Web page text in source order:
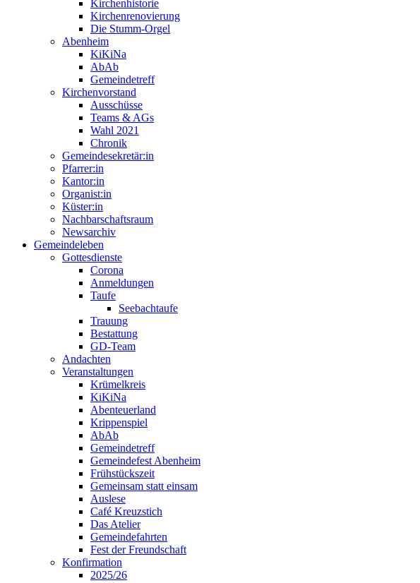
Kirchenhistorie
Kirchenrenovierung
Die Stumm-Orgel
Abenheim
KiKiNa
AbAb
Gemeindetreff
Kirchenvorstand
Ausschüsse
Teams & AGs
Wahl 2021
Chronik
Gemeindesekretär:in
Pfarrer:in
Kantor:in
Organist:in
Küster:in
Nachbarschaftsraum
Newsarchiv
Gemeindeleben
Gottesdienste
Corona
Anmeldungen
Taufe
Seebachtaufe
Trauung
Bestattung
GD-Team
Andachten
Veranstaltungen
Krümelkreis
KiKiNa
Abenteuerland
Krippenspiel
AbAb
Gemeindetreff
Gemeindefest Abenheim
Frühstückszeit
Gemeinsam statt einsam
Auslese
Café Kreuzstich
Das Atelier
Gemeindefahrten
Fest der Freundschaft
Konfirmation
2025/26